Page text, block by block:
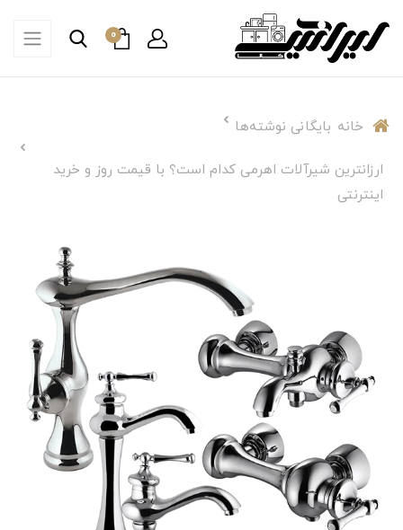
0
خانه بایگانی نوشته‌ها
ارزانترین شیرآلات اهرمی کدام است؟ با قیمت روز و خرید
اینترنتی